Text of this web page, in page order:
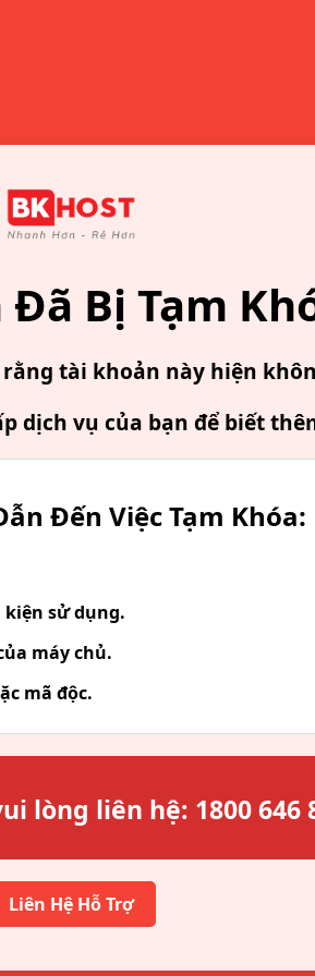
Đã Bị Tạm
tài khoản này hiện
dịch vụ của bạn để biết
Đến Việc Tạm Khóa:
kiện sử dụng.
máy chủ.
mã độc.
lòng liên hệ: 1800 646
Liên Hệ Hỗ Trợ